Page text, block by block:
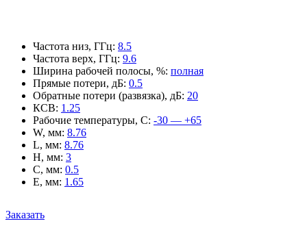
Частота низ, ГГц: 8.5
Частота верх, ГГц: 9.6
Ширина рабочей полосы, %: полная
Прямые потери, дБ: 0.5
Обратные потери (развязка), дБ: 20
КСВ: 1.25
Рабочие температуры, С: -30 — +65
W, мм: 8.76
L, мм: 8.76
H, мм: 3
C, мм: 0.5
E, мм: 1.65
Заказать